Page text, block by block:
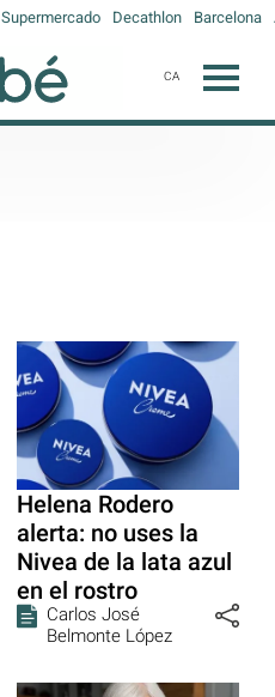
Supermercado Decathlon Barcelona
CA
Helena Rodero
alerta: no uses la
Nivea de la lata azul
en el rostro
Carlos José
Belmonte López